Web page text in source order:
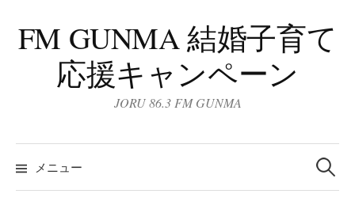
ン
テ
FM GUNMA 結婚子育て
応援キャンペーン
JORU 86.3 FM GUNMA
メニュー
検
索: